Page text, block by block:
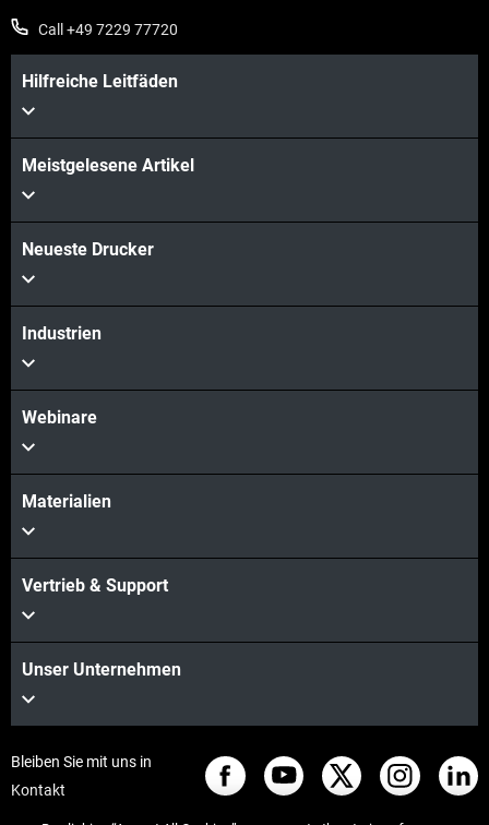
Call +49 7229 77720
Hilfreiche Leitfäden
Meistgelesene Artikel
Neueste Drucker
Industrien
Webinare
Materialien
Vertrieb & Support
Unser Unternehmen
Bleiben Sie mit uns in
Kontakt